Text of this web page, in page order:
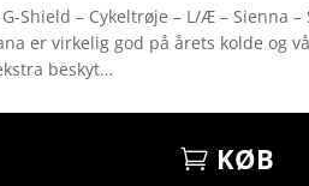
Shield – Cykeltrøje – L/Æ – Sienna
er virkelig god på årets kolde og
beskyt…
KØB